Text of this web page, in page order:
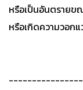
หรือเป็นอันตรายข
หรือเกิดความวอก